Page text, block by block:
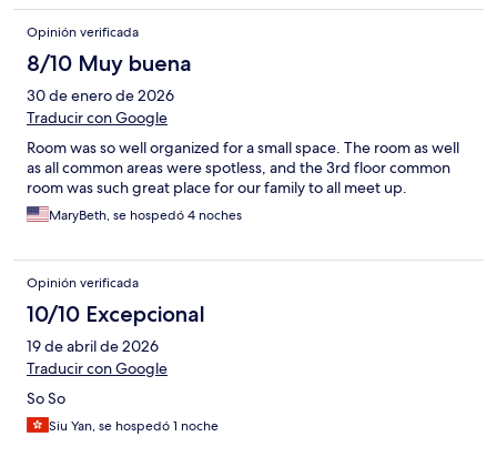
Opinión verificada
8/10 Muy buena
30 de enero de 2026
Traducir con Google
Room was so well organized for a small space. The room as well
as all common areas were spotless, and the 3rd floor common
room was such great place for our family to all meet up.
MaryBeth, se hospedó 4 noches
Opinión verificada
10/10 Excepcional
19 de abril de 2026
Traducir con Google
So So
Siu Yan, se hospedó 1 noche